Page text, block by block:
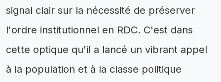
signal clair sur la nécessité de préserver
l'ordre institutionnel en RDC. C'est dans
cette optique qu'il a lancé un vibrant appel
à la population et à la classe politique